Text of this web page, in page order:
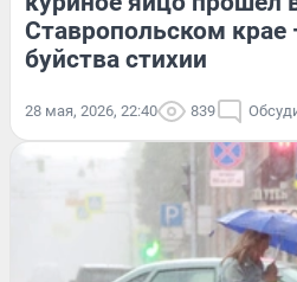
Ставропольском
буйства стихии
28 мая, 2026, 22:40 839